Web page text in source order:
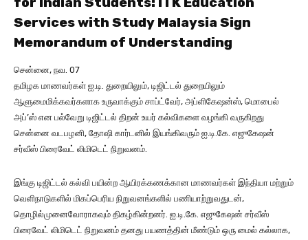
Services with Study Malaysia Sign
Memorandum of Understanding
சென்னை, நவ. 07
தமிழக மாணவர்கள் ஐ.டி. துறையிலும், டிஜிட்டல் துறையிலும்
ஆளுமைமிக்கவர்களாக உருவாக்கும் சாப்ட்வேர், அப்ளிகேஷன்ஸ், மொபைல்
அப்’ஸ் என பல்வேறு டிஜிட்டல் திறன் உயர் கல்விகளை வழங்கி வருகிறது
சென்னை வடபழனி, தோஷி கார்டனில் இயங்கிவரும் ஐ.டி.கே. எஜுகேஷன்
சர்வீஸ் பிரைவேட் லிமிடெட் நிறுவனம்.
இங்கு டிஜிட்டல் கல்வி பயின்ற ஆயிரக்கணக்கான மாணவர்கள் இந்தியா மற்றும்
வெளிநாடுகளில் மிகப்பெரிய நிறுவனங்களில் பணியாற்றுவதுடன்,
தொழில்முனைவோராகவும் திகழ்கின்றனர். ஐ.டி.கே. எஜுகேஷன் சர்வீஸ்
பிரைவேட் லிமிடெட் நிறுவனம் தனது பயணத்தின் மீண்டும் ஒரு மைல் கல்லாக,